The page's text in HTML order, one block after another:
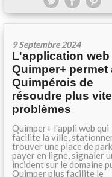
9 Septembre 2024
L'application web
Quimper+ permet
Quimpérois de
résoudre plus
problèmes
Quimper+ l'appli web qui
facilite la ville,
trouver une place de
payer en ligne, signaler
incident sur le domaine
Quimper plus facilite le